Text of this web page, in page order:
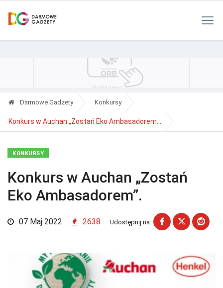
Darmowe Gadżety Konkursy
Konkurs w Auchan „Zostań Eko Ambasadorem...
KONKURSY
Konkurs w Auchan „Zostań
Eko Ambasadorem”.
07 Maj 2022 2638 Udostępnij na: